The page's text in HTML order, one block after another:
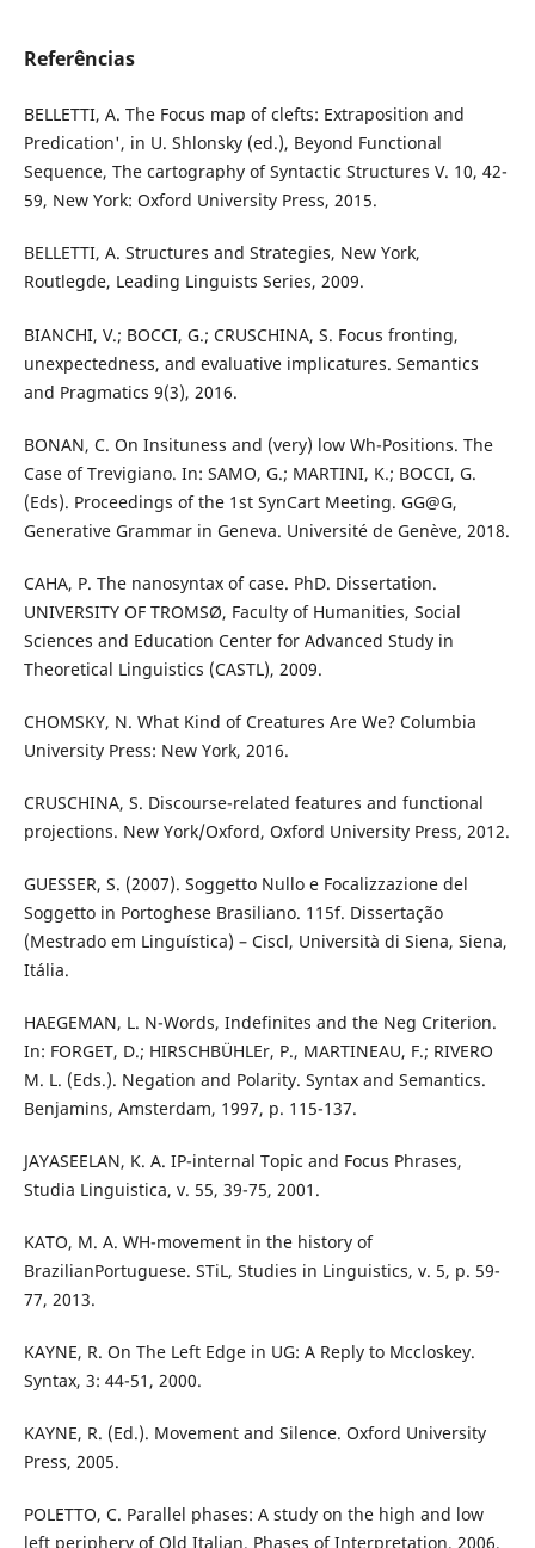
Referências
BELLETTI, A. The Focus map of clefts: Extraposition and
Predication', in U. Shlonsky (ed.), Beyond Functional
Sequence, The cartography of Syntactic Structures V. 10, 42-
59, New York: Oxford University Press, 2015.
BELLETTI, A. Structures and Strategies, New York,
Routlegde, Leading Linguists Series, 2009.
BIANCHI, V.; BOCCI, G.; CRUSCHINA, S. Focus fronting,
unexpectedness, and evaluative implicatures. Semantics
and Pragmatics 9(3), 2016.
BONAN, C. On Insituness and (very) low Wh-Positions. The
Case of Trevigiano. In: SAMO, G.; MARTINI, K.; BOCCI, G.
(Eds). Proceedings of the 1st SynCart Meeting. GG@G,
Generative Grammar in Geneva. Université de Genève, 2018.
CAHA, P. The nanosyntax of case. PhD. Dissertation.
UNIVERSITY OF TROMSØ, Faculty of Humanities, Social
Sciences and Education Center for Advanced Study in
Theoretical Linguistics (CASTL), 2009.
CHOMSKY, N. What Kind of Creatures Are We? Columbia
University Press: New York, 2016.
CRUSCHINA, S. Discourse-related features and functional
projections. New York/Oxford, Oxford University Press, 2012.
GUESSER, S. (2007). Soggetto Nullo e Focalizzazione del
Soggetto in Portoghese Brasiliano. 115f. Dissertação
(Mestrado em Linguística) – Ciscl, Università di Siena, Siena,
Itália.
HAEGEMAN, L. N-Words, Indefinites and the Neg Criterion.
In: FORGET, D.; HIRSCHBÜHLEr, P., MARTINEAU, F.; RIVERO
M. L. (Eds.). Negation and Polarity. Syntax and Semantics.
Benjamins, Amsterdam, 1997, p. 115-137.
JAYASEELAN, K. A. IP-internal Topic and Focus Phrases,
Studia Linguistica, v. 55, 39-75, 2001.
KATO, M. A. WH-movement in the history of
BrazilianPortuguese. STiL, Studies in Linguistics, v. 5, p. 59-
77, 2013.
KAYNE, R. On The Left Edge in UG: A Reply to Mccloskey.
Syntax, 3: 44-51, 2000.
KAYNE, R. (Ed.). Movement and Silence. Oxford University
Press, 2005.
POLETTO, C. Parallel phases: A study on the high and low
left periphery of Old Italian. Phases of Interpretation, 2006,